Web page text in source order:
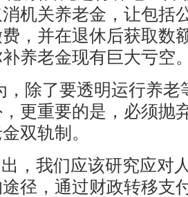
机关养老金，让包括
，并在退休后获取数
养老金现有巨大亏空
，除了要透明运行养老
更重要的是，必须抛
双轨制。
出，我们应该研究应对
径，通过财政转移支